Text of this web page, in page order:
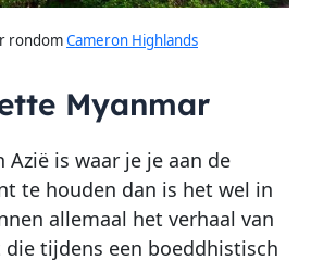
rondomCameron Highlands
Myanmar
Azië is waar je je aan de
te houden dan is het wel in
allemaal het verhaal van
tijdens een boeddhistisch